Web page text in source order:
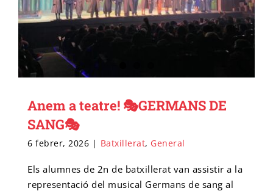
Anem a teatre! 🎭GERMANS DE
SANG🎭
6 febrer, 2026 | Batxillerat, General
Els alumnes de 2n de batxillerat van assistir a la
representació del musical Germans de sang al